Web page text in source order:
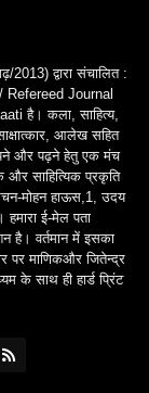
2013) द्वारा संचालित :
Refereed Journal
है। कला, साहित्य,
आलेख सहित
और पढ़ने हेतु एक मंच
और साहित्यिक प्रकृति
मोहन हाऊस,1, उदय
हमारा ई-मेल पता
है। वर्तमान में इसका
पर माणिकऔर जितेन्द्र
के साथ ही हार्ड प्रिंट